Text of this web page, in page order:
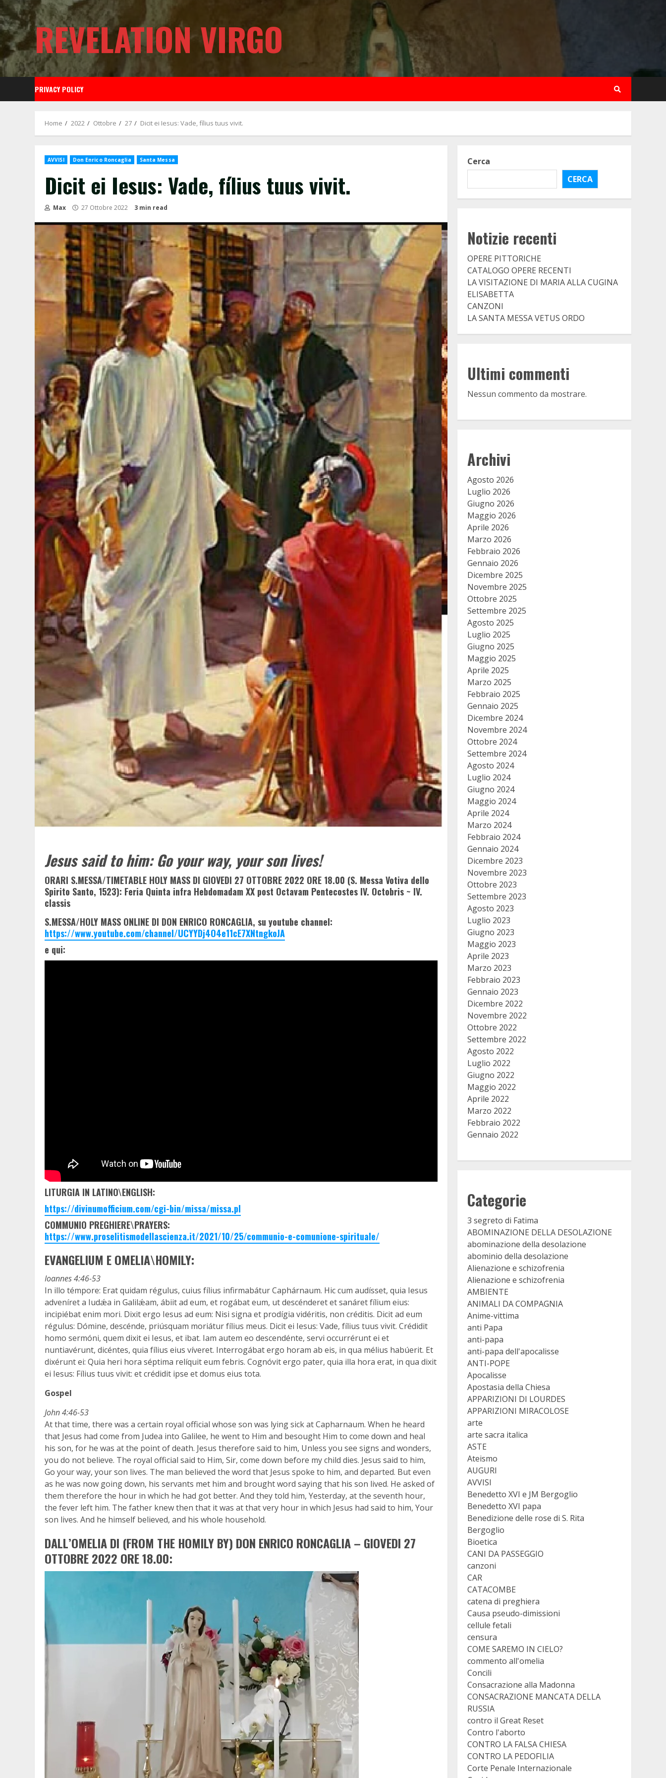
Skip
to
content REVELATION VIRGO
PRIVACY POLICY
Home 2022 Ottobre 27 Dicit ei Iesus: Vade, fílius tuus vivit.
AVVISI Don Enrico Roncaglia Santa Messa
Dicit ei Iesus: Vade, fílius tuus vivit.
Max 27 Ottobre 2022 3 min read
Jesus said to him: Go your way, your son lives!
ORARI S.MESSA/TIMETABLE HOLY MASS DI GIOVEDI 27 OTTOBRE 2022 ORE 18.00 (S. Messa Votiva dello
Spirito Santo, 1523): Feria Quinta infra Hebdomadam XX post Octavam Pentecostes IV. Octobris ~ IV.
classis
S.MESSA/HOLY MASS ONLINE DI DON ENRICO RONCAGLIA, su youtube channel:
https://www.youtube.com/channel/UCYYDj4O4e11cE7XNtngkoJA
e qui:
LITURGIA IN LATINO\ENGLISH:
https://divinumofficium.com/cgi-bin/missa/missa.pl
COMMUNIO PREGHIERE\PRAYERS:
https://www.proselitismodellascienza.it/2021/10/25/communio-e-comunione-spirituale/
EVANGELIUM E OMELIA\HOMILY:
Ioannes 4:46-53
In illo témpore: Erat quidam régulus, cuius fílius infirmabátur Caphárnaum. Hic cum audísset, quia Iesus
adveníret a Iudǽa in Galilǽam, ábiit ad eum, et rogábat eum, ut descénderet et sanáret fílium eius:
incipiébat enim mori. Dixit ergo Iesus ad eum: Nisi signa et prodígia vidéritis, non créditis. Dicit ad eum
régulus: Dómine, descénde, priúsquam moriátur fílius meus. Dicit ei Iesus: Vade, fílius tuus vivit. Crédidit
homo sermóni, quem dixit ei Iesus, et ibat. Iam autem eo descendénte, servi occurrérunt ei et
nuntiavérunt, dicéntes, quia fílius eius víveret. Interrogábat ergo horam ab eis, in qua mélius habúerit. Et
dixérunt ei: Quia heri hora séptima relíquit eum febris. Cognóvit ergo pater, quia illa hora erat, in qua dixit
ei Iesus: Fílius tuus vivit: et crédidit ipse et domus eius tota.
Gospel
John 4:46-53
At that time, there was a certain royal official whose son was lying sick at Capharnaum. When he heard
that Jesus had come from Judea into Galilee, he went to Him and besought Him to come down and heal
his son, for he was at the point of death. Jesus therefore said to him, Unless you see signs and wonders,
you do not believe. The royal official said to Him, Sir, come down before my child dies. Jesus said to him,
Go your way, your son lives. The man believed the word that Jesus spoke to him, and departed. But even
as he was now going down, his servants met him and brought word saying that his son lived. He asked of
them therefore the hour in which he had got better. And they told him, Yesterday, at the seventh hour,
the fever left him. The father knew then that it was at that very hour in which Jesus had said to him, Your
son lives. And he himself believed, and his whole household.
DALL’OMELIA DI (FROM THE HOMILY BY) DON ENRICO RONCAGLIA – GIOVEDI 27
OTTOBRE 2022 ORE 18.00:
Cerca
CERCA
Notizie recenti
OPERE PITTORICHE
CATALOGO OPERE RECENTI
LA VISITAZIONE DI MARIA ALLA CUGINA
ELISABETTA
CANZONI
LA SANTA MESSA VETUS ORDO
Ultimi commenti
Nessun commento da mostrare.
Archivi
Agosto 2026
Luglio 2026
Giugno 2026
Maggio 2026
Aprile 2026
Marzo 2026
Febbraio 2026
Gennaio 2026
Dicembre 2025
Novembre 2025
Ottobre 2025
Settembre 2025
Agosto 2025
Luglio 2025
Giugno 2025
Maggio 2025
Aprile 2025
Marzo 2025
Febbraio 2025
Gennaio 2025
Dicembre 2024
Novembre 2024
Ottobre 2024
Settembre 2024
Agosto 2024
Luglio 2024
Giugno 2024
Maggio 2024
Aprile 2024
Marzo 2024
Febbraio 2024
Gennaio 2024
Dicembre 2023
Novembre 2023
Ottobre 2023
Settembre 2023
Agosto 2023
Luglio 2023
Giugno 2023
Maggio 2023
Aprile 2023
Marzo 2023
Febbraio 2023
Gennaio 2023
Dicembre 2022
Novembre 2022
Ottobre 2022
Settembre 2022
Agosto 2022
Luglio 2022
Giugno 2022
Maggio 2022
Aprile 2022
Marzo 2022
Febbraio 2022
Gennaio 2022
Categorie
3 segreto di Fatima
ABOMINAZIONE DELLA DESOLAZIONE
abominazione della desolazione
abominio della desolazione
Alienazione e schizofrenia
Alienazione e schizofrenia
AMBIENTE
ANIMALI DA COMPAGNIA
Anime-vittima
anti Papa
anti-papa
anti-papa dell'apocalisse
ANTI-POPE
Apocalisse
Apostasia della Chiesa
APPARIZIONI DI LOURDES
APPARIZIONI MIRACOLOSE
arte
arte sacra italica
ASTE
Ateismo
AUGURI
AVVISI
Benedetto XVI e JM Bergoglio
Benedetto XVI papa
Benedizione delle rose di S. Rita
Bergoglio
Bioetica
CANI DA PASSEGGIO
canzoni
CAR
CATACOMBE
catena di preghiera
Causa pseudo-dimissioni
cellule fetali
censura
COME SAREMO IN CIELO?
commento all'omelia
Concili
Consacrazione alla Madonna
CONSACRAZIONE MANCATA DELLA
RUSSIA
contro il Great Reset
Contro l'aborto
CONTRO LA FALSA CHIESA
CONTRO LA PEDOFILIA
Corte Penale Internazionale